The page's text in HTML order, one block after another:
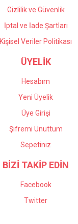
Gizlilik ve Güvenlik
İptal ve İade Şartları
Kişisel Veriler Politikası
ÜYELİK
Hesabım
Yeni Üyelik
Üye Girişi
Şifremi Unuttum
Sepetiniz
BİZİ TAKİP EDİN
Facebook
Twitter